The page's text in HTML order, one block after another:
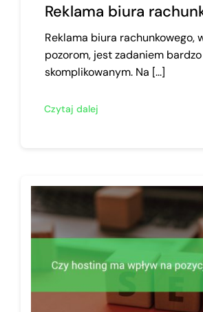
Reklama biura
Reklama biura rachunkowego,
pozorom, jest zadaniem bardzo
skomplikowanym. Na [...]
Czytaj dalej